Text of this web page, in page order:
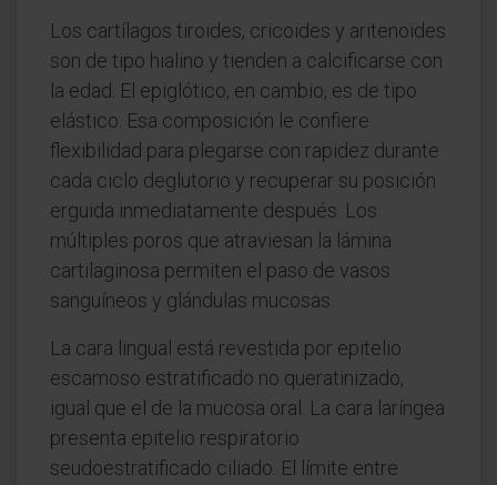
Los cartílagos tiroides, cricoides y aritenoides
son de tipo hialino y tienden a calcificarse con
la edad. El epiglótico, en cambio, es de tipo
elástico. Esa composición le confiere
flexibilidad para plegarse con rapidez durante
cada ciclo deglutorio y recuperar su posición
erguida inmediatamente después. Los
múltiples poros que atraviesan la lámina
cartilaginosa permiten el paso de vasos
sanguíneos y glándulas mucosas.
La cara lingual está revestida por epitelio
escamoso estratificado no queratinizado,
igual que el de la mucosa oral. La cara laríngea
presenta epitelio respiratorio
seudoestratificado ciliado. El límite entre